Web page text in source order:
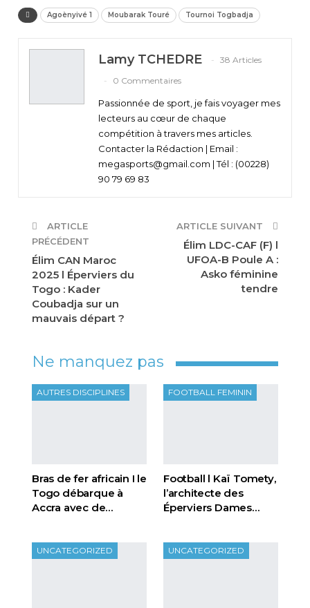
Agoènyivé 1 Moubarak Touré Tournoi Togbadja
Lamy TCHEDRE
38 Articles
0 Commentaires
Passionnée de sport, je fais voyager mes
lecteurs au cœur de chaque
compétition à travers mes articles.
Contacter la Rédaction | Email :
megasports@gmail.com | Tél : (00228)
90 79 69 83
ARTICLE
PRÉCÉDENT
Élim CAN Maroc
2025 l Éperviers du
Togo : Kader
Coubadja sur un
mauvais départ ?
ARTICLE SUIVANT
Élim LDC-CAF (F) l
UFOA-B Poule A :
Asko féminine
tendre
Ne manquez pas
AUTRES DISCIPLINES
Bras de fer africain I le
Togo débarque à
Accra avec de…
FOOTBALL FEMININ
Football l Kaï Tomety,
l’architecte des
Éperviers Dames…
UNCATEGORIZED UNCATEGORIZED